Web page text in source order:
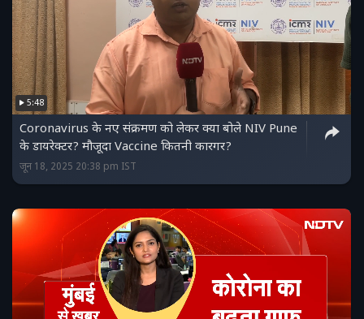
5:48
Coronavirus के नए संक्रमण को लेकर क्या बोले NIV Pune
के डायरेक्टर? मौजूदा Vaccine कितनी कारगर?
जून 18, 2025 20:38 pm IST